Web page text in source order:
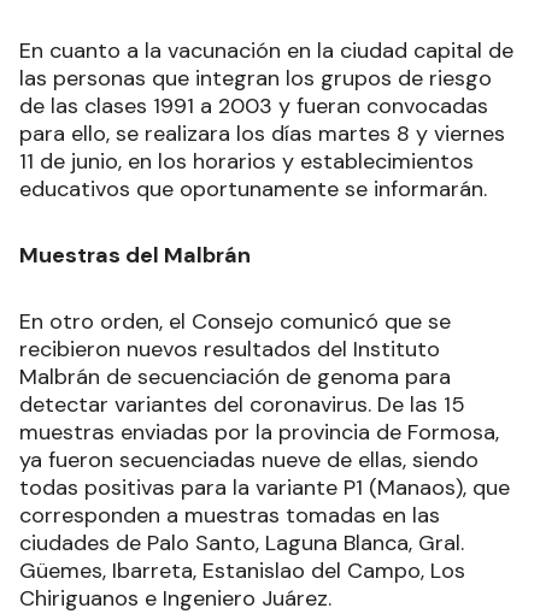
En cuanto a la vacunación en la ciudad capital de
las personas que integran los grupos de riesgo
de las clases 1991 a 2003 y fueran convocadas
para ello, se realizara los días martes 8 y viernes
11 de junio, en los horarios y establecimientos
educativos que oportunamente se informarán.
Muestras del Malbrán
En otro orden, el Consejo comunicó que se
recibieron nuevos resultados del Instituto
Malbrán de secuenciación de genoma para
detectar variantes del coronavirus. De las 15
muestras enviadas por la provincia de Formosa,
ya fueron secuenciadas nueve de ellas, siendo
todas positivas para la variante P1 (Manaos), que
corresponden a muestras tomadas en las
ciudades de Palo Santo, Laguna Blanca, Gral.
Güemes, Ibarreta, Estanislao del Campo, Los
Chiriguanos e Ingeniero Juárez.